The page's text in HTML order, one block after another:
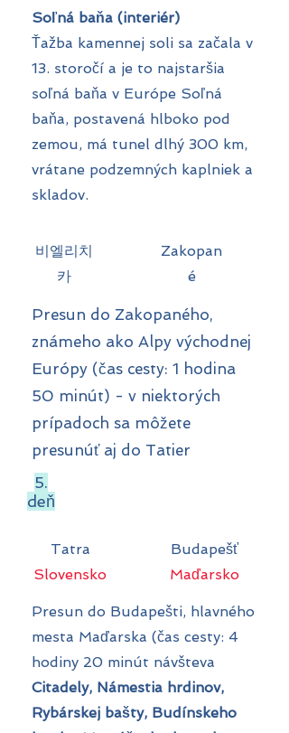
Soľná baňa (interiér)
Ťažba kamennej soli sa začala v
13. storočí a je to najstaršia
soľná baňa v Európe Soľná
baňa, postavená hlboko pod
zemou, má tunel dlhý 300 km,
vrátane podzemných kaplniek a
skladov.
비엘리치
카
Zakopan
é
Presun do Zakopaného,
známeho ako Alpy východnej
Európy (čas cesty: 1 hodina
50 minút) - v niektorých
prípadoch sa môžete
presunúť aj do Tatier
5.
deň
Tatra
Slovensko
Budapešť
Maďarsko
Presun do Budapešti, hlavného
mesta Maďarska (čas cesty: 4
hodiny 20 minút návšteva
Citadely, Námestia hrdinov,
Rybárskej bašty, Budínskeho